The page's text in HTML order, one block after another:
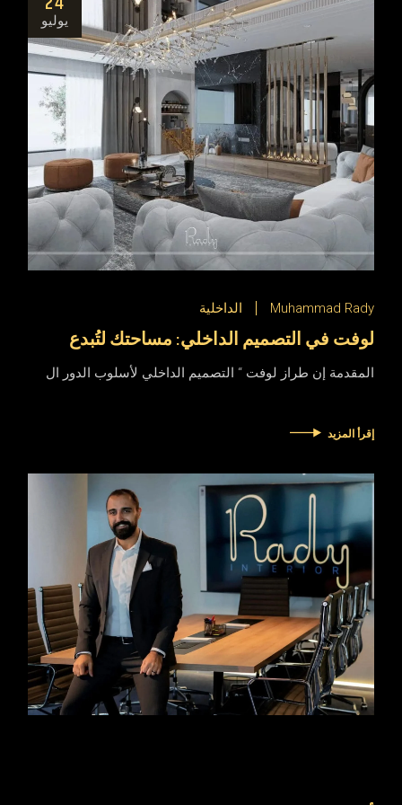
يوليو
Muhammad Rady الداخلية
لوفت في التصميم الداخلي: مساحتك لتُبدع
المقدمة إن طراز لوفت “ التصميم الداخلي لأسلوب الدور ال
إقرأ المزيد